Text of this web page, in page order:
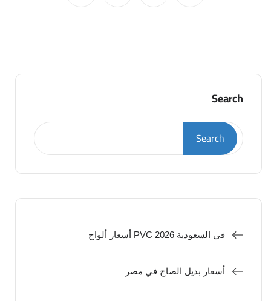
Search
Search
أسعار ألواح PVC في السعودية 2026
أسعار بديل الصاج في مصر